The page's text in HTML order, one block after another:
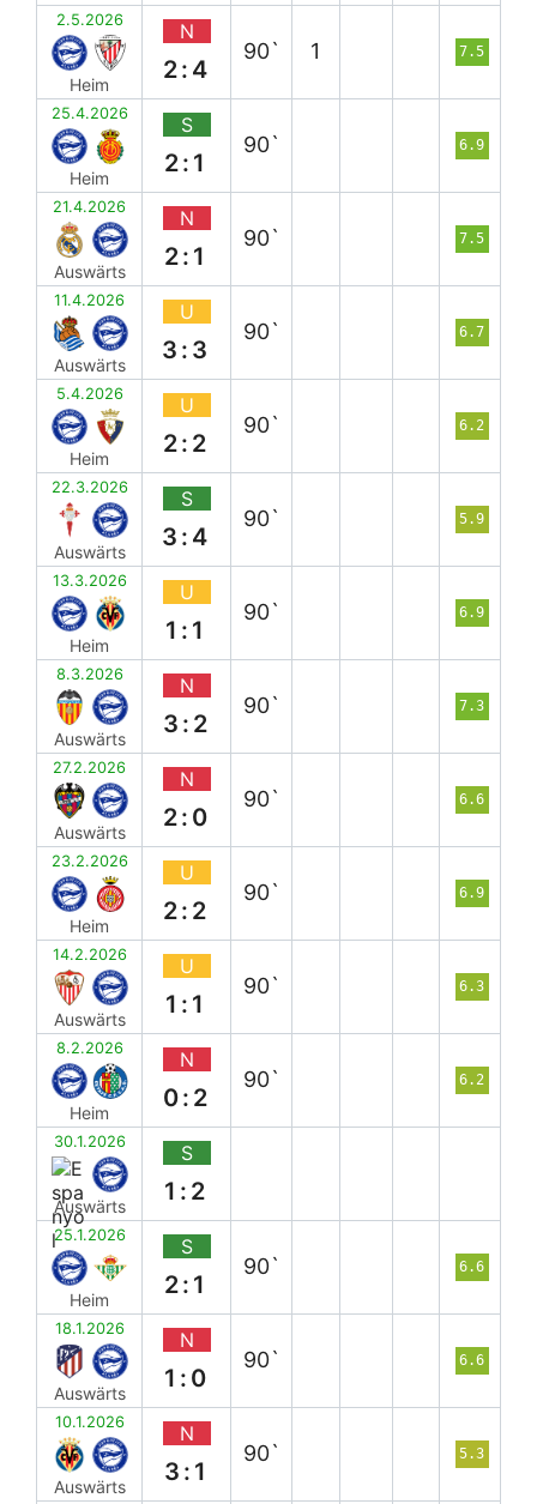
2.5.2026
Heim
N
2:4
90` 1 7.5
25.4.2026
Heim
S
2:1
90` 6.9
21.4.2026
Auswärts
N
2:1
90` 7.5
11.4.2026
Auswärts
U
3:3
90` 6.7
5.4.2026
Heim
U
2:2
90` 6.2
22.3.2026
Auswärts
S
3:4
90` 5.9
13.3.2026
Heim
U
1:1
90` 6.9
8.3.2026
Auswärts
N
3:2
90` 7.3
27.2.2026
Auswärts
N
2:0
90` 6.6
23.2.2026
Heim
U
2:2
90` 6.9
14.2.2026
Auswärts
U
1:1
90` 6.3
8.2.2026
Heim
N
0:2
90` 6.2
30.1.2026
Auswärts
S
1:2
25.1.2026
Heim
S
2:1
90` 6.6
18.1.2026
Auswärts
N
1:0
90` 6.6
10.1.2026
Auswärts
N
3:1
90` 5.3